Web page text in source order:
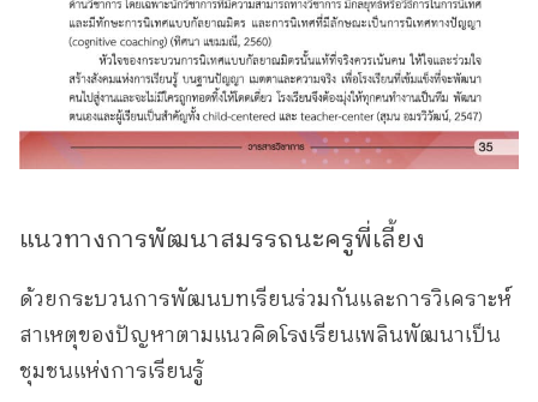
แนวทางการพัฒนาสมรรถนะครูพี่เลี้ยง
ด้วยกระบวนการพัฒนบทเรียนร่วมกันและการวิเคราะห์
สาเหตุของปัญหาตามแนวคิดโรงเรียนเพลินพัฒนาเป็น
ชุมชนแห่งการเรียนรู้